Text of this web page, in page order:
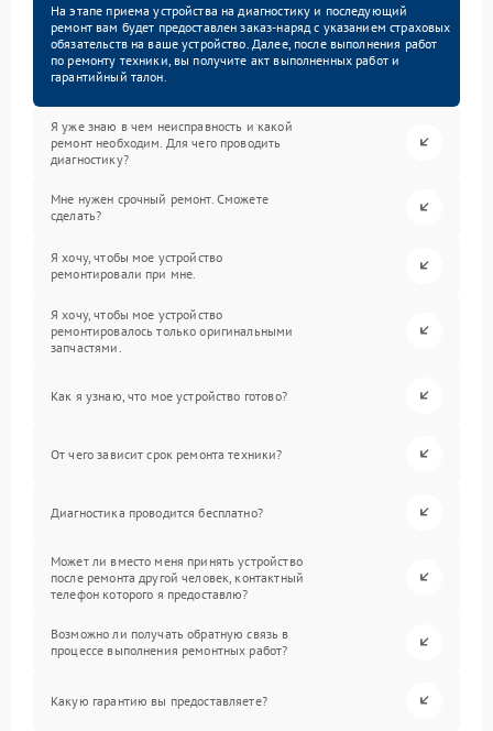
На этапе приема устройства на диагностику и последующий
ремонт вам будет предоставлен заказ-наряд с указанием страховых
обязательств на ваше устройство. Далее, после выполнения работ
по ремонту техники, вы получите акт выполненных работ и
гарантийный талон.
Я уже знаю в чем неисправность и какой
ремонт необходим. Для чего проводить
диагностику?
Мне нужен срочный ремонт. Сможете
сделать?
Я хочу, чтобы мое устройство
ремонтировали при мне.
Я хочу, чтобы мое устройство
ремонтировалось только оригинальными
запчастями.
Как я узнаю, что мое устройство готово?
От чего зависит срок ремонта техники?
Диагностика проводится бесплатно?
Может ли вместо меня принять устройство
после ремонта другой человек, контактный
телефон которого я предоставлю?
Возможно ли получать обратную связь в
процессе выполнения ремонтных работ?
Какую гарантию вы предоставляете?